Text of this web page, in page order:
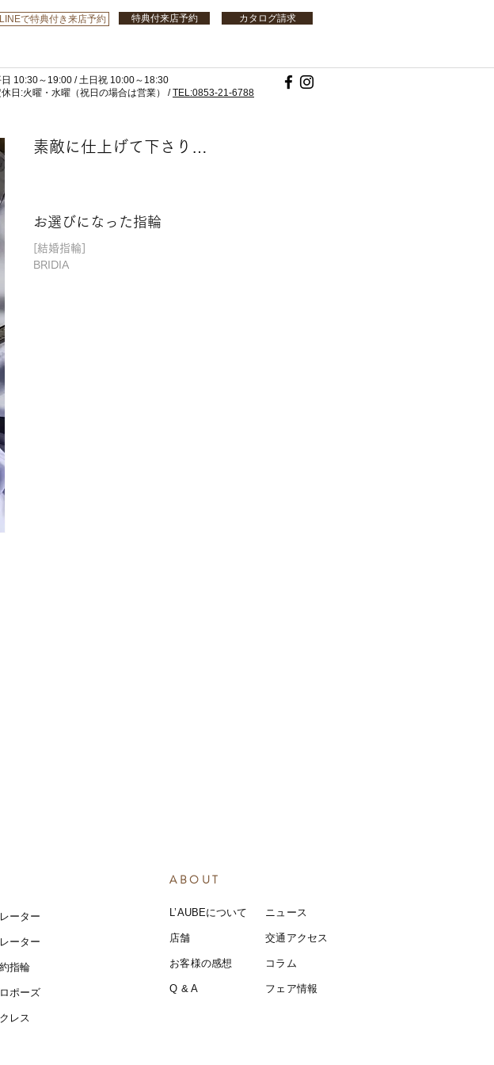
LINEで特典付き来店予約 特典付来店予約 カタログ請求
日 10:30～19:00 /土日祝 10:00～18:30
休日:火曜・水曜 （祝日の場合は営業） /TEL:0853-21-6788
素敵に仕上げて下さり…
お選びになった指輪
[結婚指輪]
BRIDIA
ーター
レーター
指輪
ポーズ
レス
ABOUT
L’AUBEについて
店舗
お客様の感想
​Q & A
​ニュース
​交通アクセス
コラム
​​フェア情報